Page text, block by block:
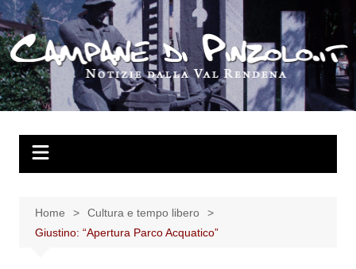
Salta
al
contenuto
Home
Cultura e tempo libero
Giustino: “Apertura Parco Acquatico”